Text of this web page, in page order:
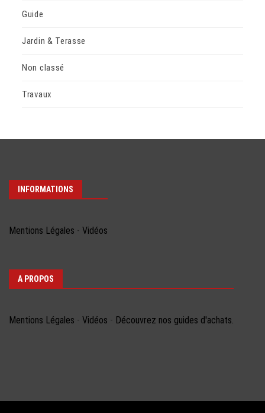
Guide
Jardin & Terasse
Non classé
Travaux
INFORMATIONS
Mentions Légales - Vidéos
A PROPOS
Mentions Légales - Vidéos - Découvrez nos guides d'achats.